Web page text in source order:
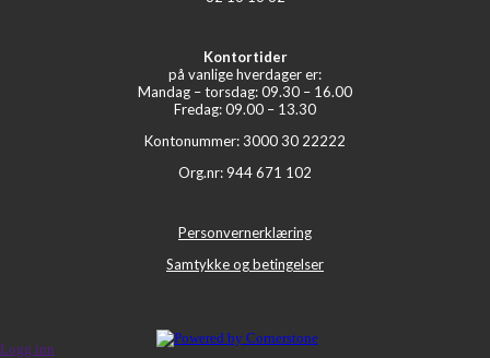
Kontortider
på vanlige hverdager er:
Mandag – torsdag: 09.30 – 16.00
Fredag: 09.00 – 13.30
Kontonummer: 3000 30 22222
Org.nr: 944 671 102
Personvernerklæring
Samtykke og betingelser
Logg inn